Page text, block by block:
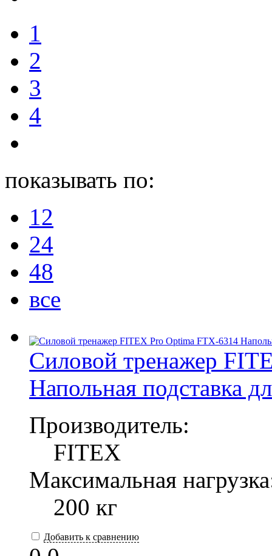
1
2
3
4
показывать по:
12
24
48
все
Силовой тренажер
Напольная подставка
Производитель:
FITEX
Максимальная
200 кг
Добавить к сравнению